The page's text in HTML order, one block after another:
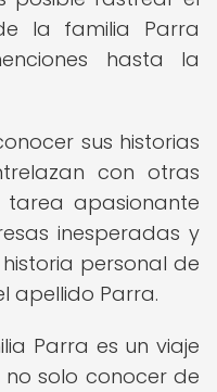
la familia Parra
hasta la
sus historias
con otras
apasionante
inesperadas y
personal de
apellido Parra.
Parra es un viaje
solo conocer de